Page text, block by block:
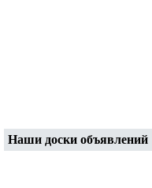
Наши доски объявлений